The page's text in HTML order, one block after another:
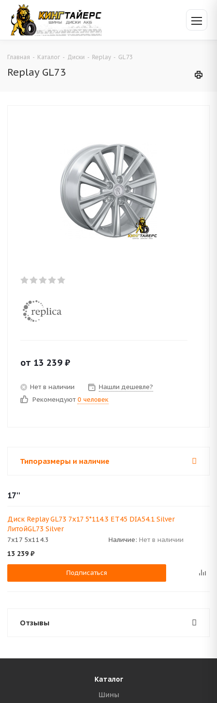
Главная - Каталог - Диски - Replay - GL73
Replay GL73
от 13 239 ₽
Нет в наличии
Нашли дешевле?
Рекомендуют 0 человек
Типоразмеры и наличие
17''
Диск Replay GL73 7x17 5*114.3 ET45 DIA54.1 Silver
ЛитойGL73 Silver
7x17 5x114.3 Наличие: Нет в наличии
13 239 ₽
Подписаться
Отзывы
Каталог
Шины